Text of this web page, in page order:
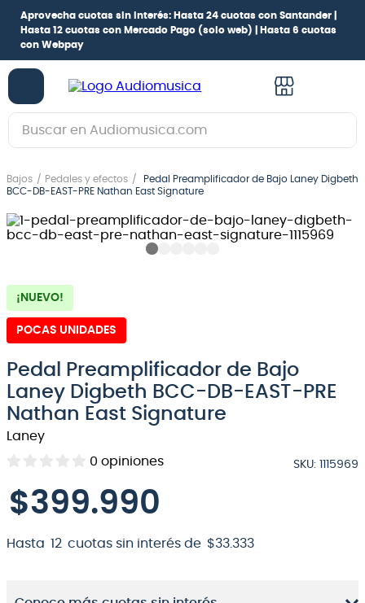
Aprovecha cuotas sin interés: Hasta 24 cuotas con Santander |
Hasta 12 cuotas con Mercado Pago (solo web) |
Hasta 6 cuotas
con Webpay
Buscar en Audiomusica.com
Bajos Pedales y efectos
Pedal Preamplificador de Bajo Laney Digbeth
BCC-DB-EAST-PRE Nathan East Signature
¡NUEVO!
POCAS UNIDADES
Pedal Preamplificador de Bajo
Laney Digbeth BCC-DB-EAST-PRE
Nathan East Signature
Laney
0 opiniones SKU: 1115969
$399.990
Hasta 12 cuotas sin interés de $33 333
1.
guitarra electrica
2.
bajo
guitarra electroacústica
5.
amplificador
6.
teclado
guitarra
8.
micrófono
9.
bateria